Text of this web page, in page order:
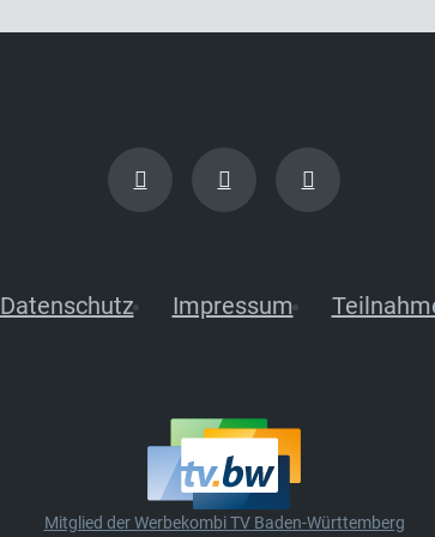
Datenschutz Impressum
Mitglied der Werbekombi TV Baden-Württemberg